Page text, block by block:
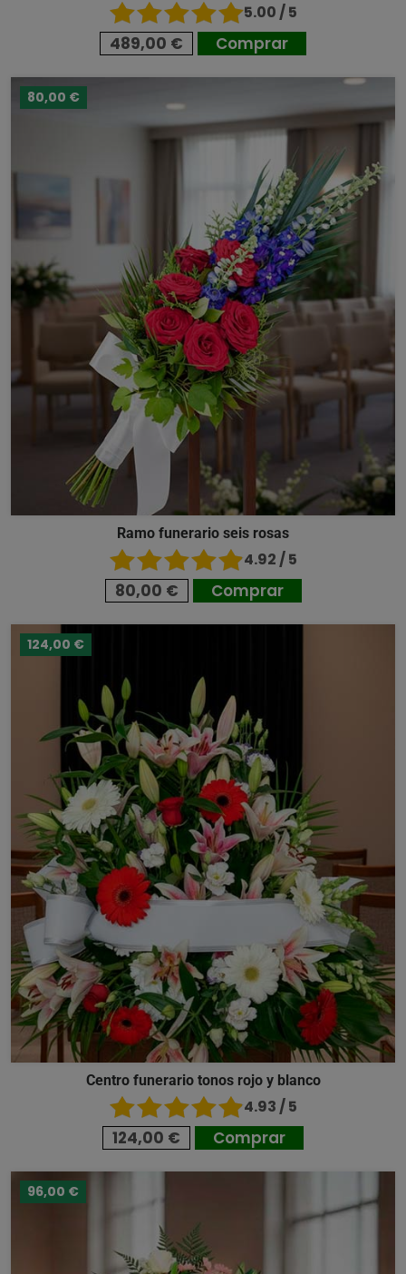
5.00 / 5
489,00 € Comprar
80,00 €
Ramo funerario seis rosas
4.92 / 5
80,00 € Comprar
124,00 €
Centro funerario tonos rojo y blanco
4.93 / 5
124,00 € Comprar
96,00 €